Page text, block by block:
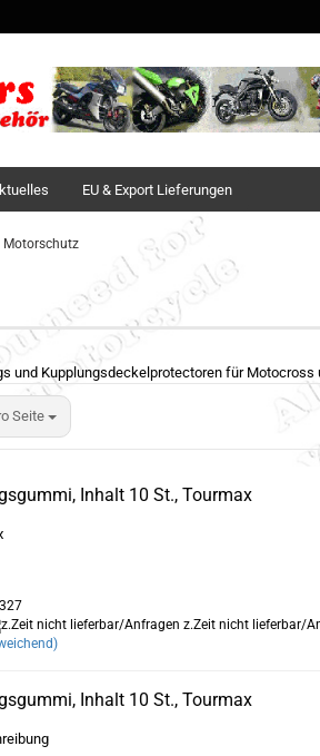
Sprache
EU & Export Lieferungen
Motorschutz
und Kupplungsdeckelprotectoren für Motocross
Seite
Inhalt 10 St., Tourmax
z.Zeit nicht lieferbar/
Inhalt 10 St., Tourmax